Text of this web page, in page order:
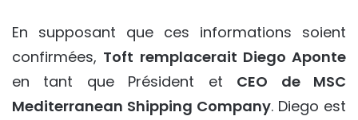
En supposant que ces informations soient
confirmées, Toft remplacerait Diego Aponte
en tant que Président et CEO de MSC
Mediterranean Shipping Company. Diego est